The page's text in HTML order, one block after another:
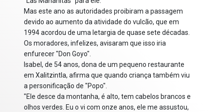
Mas este ano as autoridades proibiram a passagem
devido ao aumento da atividade do vulcão, que em
1994 acordou de uma letargia de quase sete décadas.
Os moradores, infelizes, avisaram que isso iria
enfurecer "Don Goyo".
Isabel, de 54 anos, dona de um pequeno restaurante
em Xalitzintla, afirma que quando criança também viu
a personificação de "Popo".
"Ele desce da montanha, é alto, tem cabelos brancos e
olhos verdes. Eu o vi com onze anos, ele me assustou,